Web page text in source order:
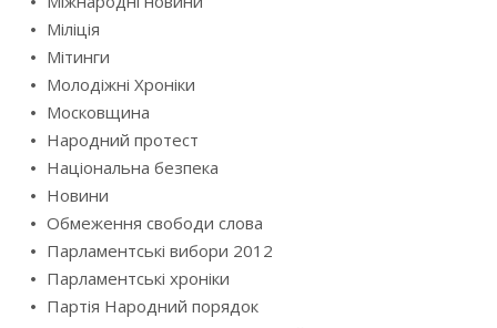
Міліція
Мітинги
Молодіжні Хроніки
Московщина
Народний протест
Національна безпека
Новини
Обмеження свободи слова
Парламентські вибори 2012
Парламентські хроніки
Партія Народний порядок